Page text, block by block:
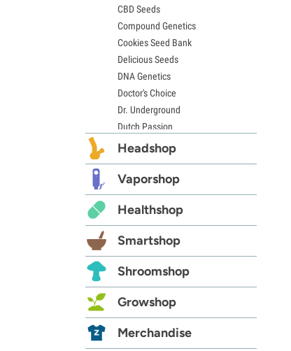
CBD Seeds
Compound Genetics
Cookies Seed Bank
Delicious Seeds
DNA Genetics
Doctor's Choice
Dr. Underground
Dutch Passion
Elite Seeds
Exotic Seed
Expert Seeds
FastBuds
Female Seeds
French Touch Seeds
Garden of Green
GeneSeeds
G13 Labs
Grass-O-Matic
Headshop
Vaporshop
Healthshop
Smartshop
Shroomshop
Growshop
Merchandise